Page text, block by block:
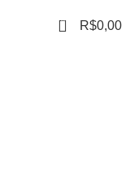
0 R$0,00